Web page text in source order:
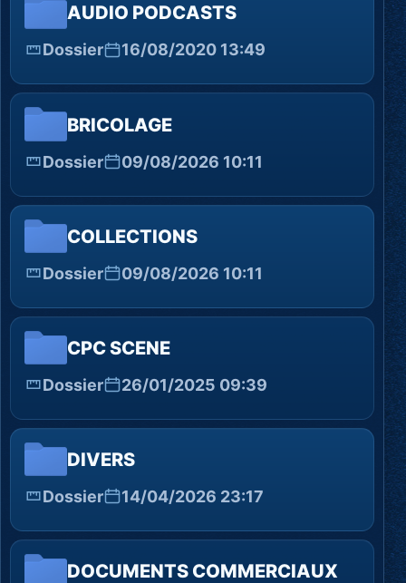
AUDIO PODCASTS
Dossier 16/08/2020 13:49
BRICOLAGE
Dossier 09/08/2026 10:11
COLLECTIONS
Dossier 09/08/2026 10:11
CPC SCENE
Dossier 26/01/2025 09:39
DIVERS
Dossier 14/04/2026 23:17
DOCUMENTS COMMERCIAUX